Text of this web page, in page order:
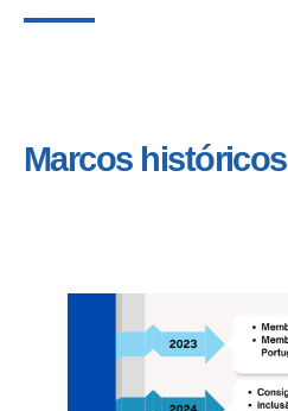
Marcos históricos